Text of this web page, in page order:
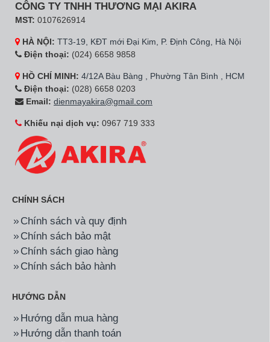
CÔNG TY TNHH THƯƠNG MẠI AKIRA
MST: 0107626914
HÀ NỘI: TT3-19, KĐT mới Đại Kim, P. Định Công, Hà Nội
Điện thoại: (024) 6658 9858
HỒ CHÍ MINH: 4/12A Bàu Bàng , Phường Tân Bình , HCM
Điện thoại: (028) 6658 0203
Email: dienmayakira@gmail.com
Khiếu nại dịch vụ: 0967 719 333
CHÍNH SÁCH
Chính sách và quy định
Chính sách bảo mật
Chính sách giao hàng
Chính sách bảo hành
HƯỚNG DẪN
Hướng dẫn mua hàng
Hướng dẫn thanh toán